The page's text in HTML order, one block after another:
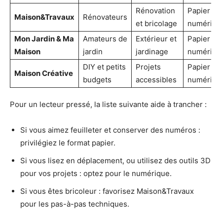
Maison&Travaux Rénovateurs
Rénovation
et bricolage
Papier &
Mon Jardin & Ma
Maison
Amateurs de
jardin
Extérieur et
jardinage
Papier &
Maison Créative
DIY et petits
budgets
Projets
accessibles
Papier &
Pour un lecteur pressé, la liste suivante aide à trancher :
Si vous aimez feuilleter et conserver des numéros :
privilégiez le format papier.
Si vous lisez en déplacement, ou utilisez des outils 3D
pour vos projets : optez pour le numérique.
Si vous êtes bricoleur : favorisez Maison&Travaux
pour les pas-à-pas techniques.